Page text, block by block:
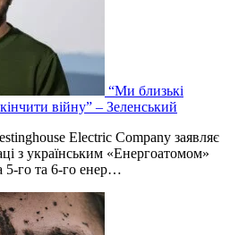
“Ми близькі
війну” – Зеленський
Electric Company заявляє
з українським «Енергоатомом»
5-го та 6-го енер…